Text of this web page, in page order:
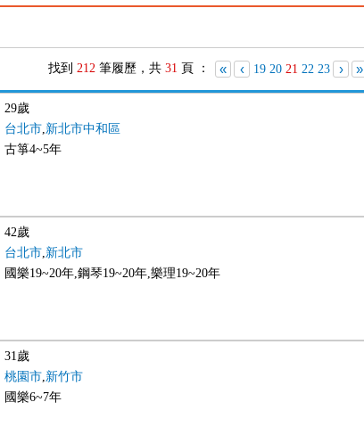
找到 212 筆履歷，共 31 頁 ： « ‹ 19 20 21 22 23 › »
29歲
台北市,新北市中和區
古箏4~5年
42歲
台北市,新北市
國樂19~20年,鋼琴19~20年,樂理19~20年
31歲
桃園市,新竹市
國樂6~7年